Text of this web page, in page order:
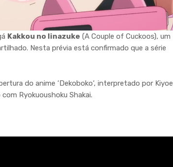
Kakkou no Iinazuke (A Couple of Cuckoos), um
Nesta prévia está confirmado que a série
do anime ‘Dekoboko‘, interpretado por Kiyoe
Ryokuoushoku Shakai.